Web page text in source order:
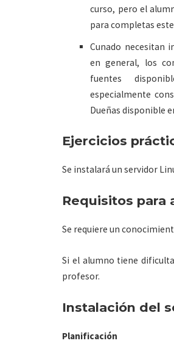
curso, pero el
para completas
Cunado necesitan
en general, los
fuentes
especialmente
Dueñas disponible
Ejercicios
Se instalará un servidor
Requisitos para
Se requiere un
Si el alumno tiene
profesor.
Instalación del
Planificación